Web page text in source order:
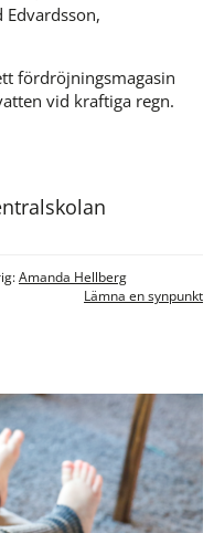
fördröjningsmagasin
vid kraftiga regn.
Amanda Hellberg
Lämna en synpunkt